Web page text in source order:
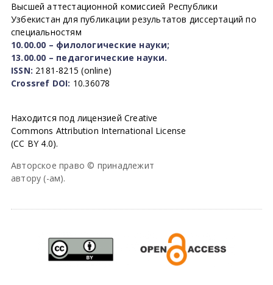
Высшей аттестационной комиссией Республики
Узбекистан для публикации результатов диссертаций по
специальностям
10.00.00 – филологические науки;
13.00.00 – педагогические науки.
ISSN: 2181-8215 (online)
Crossref DOI: 10.36078
Находится под лицензией Creative
Commons Attribution International License
(CC BY 4.0).
Авторское право © принадлежит
автору (-ам).